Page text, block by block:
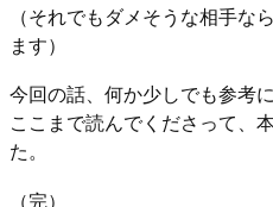
（それでもダメそうな相手な
ます）
今回の話、何か少しでも参考
ここまで読んでくださって、
た。
（完）